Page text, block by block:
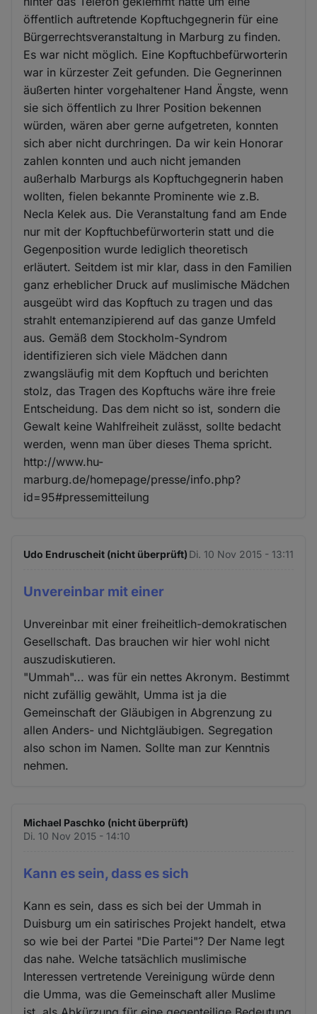
öffentlich auftretende Kopftuchgegnerin für eine
Bürgerrechtsveranstaltung in Marburg zu finden.
Es war nicht möglich. Eine Kopftuchbefürworterin
war in kürzester Zeit gefunden. Die Gegnerinnen
äußerten hinter vorgehaltener Hand Ängste, wenn
sie sich öffentlich zu Ihrer Position bekennen
würden, wären aber gerne aufgetreten, konnten
sich aber nicht durchringen. Da wir kein Honorar
zahlen konnten und auch nicht jemanden
außerhalb Marburgs als Kopftuchgegnerin haben
wollten, fielen bekannte Prominente wie z.B.
Necla Kelek aus. Die Veranstaltung fand am Ende
nur mit der Kopftuchbefürworterin statt und die
Gegenposition wurde lediglich theoretisch
erläutert. Seitdem ist mir klar, dass in den Familien
ganz erheblicher Druck auf muslimische Mädchen
ausgeübt wird das Kopftuch zu tragen und das
strahlt entemanzipierend auf das ganze Umfeld
aus. Gemäß dem Stockholm-Syndrom
identifizieren sich viele Mädchen dann
zwangsläufig mit dem Kopftuch und berichten
stolz, das Tragen des Kopftuchs wäre ihre freie
Entscheidung. Das dem nicht so ist, sondern die
Gewalt keine Wahlfreiheit zulässt, sollte bedacht
werden, wenn man über dieses Thema spricht.
http://www.hu-
marburg.de/homepage/presse/info.php?
id=95#pressemitteilung
Udo Endruscheit (nicht überprüft) Di. 10 Nov 2015 - 13:11
Unvereinbar mit einer
Unvereinbar mit einer freiheitlich-demokratischen
Gesellschaft. Das brauchen wir hier wohl nicht
auszudiskutieren.
"Ummah"... was für ein nettes Akronym. Bestimmt
nicht zufällig gewählt, Umma ist ja die
Gemeinschaft der Gläubigen in Abgrenzung zu
allen Anders- und Nichtgläubigen. Segregation
also schon im Namen. Sollte man zur Kenntnis
nehmen.
Michael Paschko (nicht überprüft)
Di. 10 Nov 2015 - 14:10
Kann es sein, dass es sich
Kann es sein, dass es sich bei der Ummah in
Duisburg um ein satirisches Projekt handelt, etwa
so wie bei der Partei "Die Partei"? Der Name legt
das nahe. Welche tatsächlich muslimische
Interessen vertretende Vereinigung würde denn
die Umma, was die Gemeinschaft aller Muslime